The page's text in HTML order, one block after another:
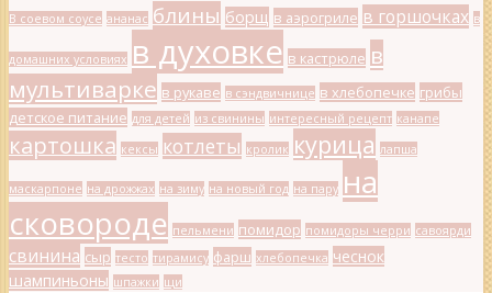
В соевом соусе ананас блины борщ в аэрогриле в горшочках в
домашних условиях в духовке в кастрюле в
мультиварке в рукаве в сэндвичнице в хлебопечке грибы
детское питание для детей из свинины интересный рецепт канапе
картошка кексы котлеты кролик курица лапша
маскарпоне на дрожжах на зиму на новый год на пару на
сковороде пельмени помидор помидоры черри савоярди
свинина сыр тесто тирамису фарш хлебопечка чеснок
шампиньоны шпажки щи